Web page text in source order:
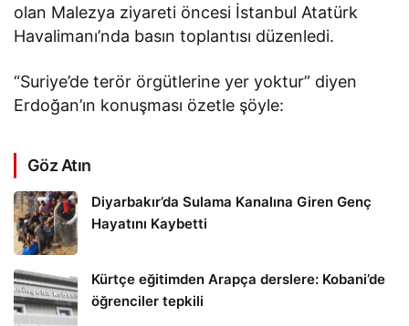
olan Malezya ziyareti öncesi İstanbul Atatürk
Havalimanı’nda basın toplantısı düzenledi.
“Suriye’de terör örgütlerine yer yoktur” diyen
Erdoğan’ın konuşması özetle şöyle:
Göz Atın
Diyarbakır’da Sulama Kanalına Giren Genç
Hayatını Kaybetti
Kürtçe eğitimden Arapça derslere: Kobani’de
öğrenciler tepkili